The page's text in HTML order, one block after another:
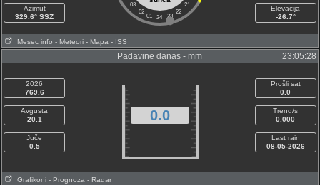
Azimut
329.6° SSZ
03
21
02
22
01 23
24
Elevacija
-26.7°
Mesec info - Meteori - Mapa - ISS
Padavine danas - mm 23:05:28
2026
769.6
Avgusta
20.1
Juče
0.5
0.0
Prošli sat
0.0
Trend/s
0.000
Last rain
08-05-2026
Grafikoni - Prognoza - Radar